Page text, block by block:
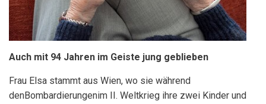
Auch mit 94 Jahren im Geiste jung geblieben
Frau Elsa stammt aus Wien, wo sie während
denBombardierungenim II. Weltkrieg ihre zwei Kinder und